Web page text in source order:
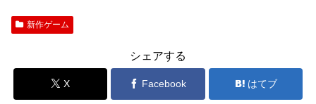
新作ゲーム
シェアする
X Facebook はてブ